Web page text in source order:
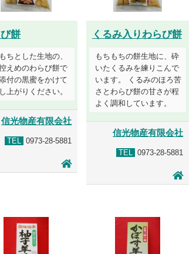
餅
ちとした生地の、
えめのわらび餅で
付の黒蜜をかけて
上がりください。
信光物産有限会社
TEL 0973-28-5881
くるみ入りわらび餅
もちもちの餅生地に、砕
いたくるみを練りこんで
います。 くるみのほろ苦
さとわらび餅の甘さが程
よく調和しています。
信光物産有限会社
TEL 0973-28-5881